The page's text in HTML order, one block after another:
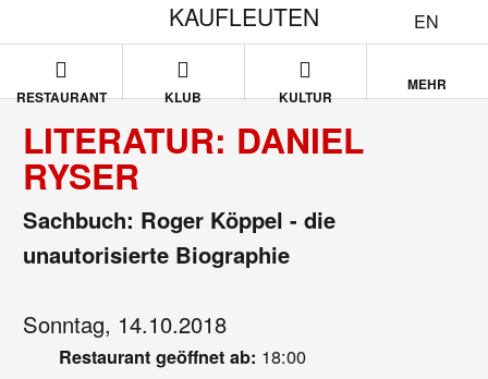
EN
KAUFLEUTEN
RESTAURANT KLUB KULTUR
MEHR
LITERATUR: DANIEL
RYSER
Sachbuch: Roger Köppel - die
unautorisierte Biographie
Sonntag, 14.10.2018
Restaurant geöffnet ab: 18:00